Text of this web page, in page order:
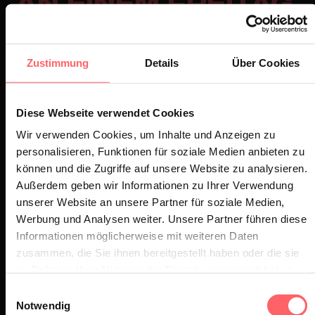
Zustimmung Details Über Cookies
Diese Webseite verwendet Cookies
Wir verwenden Cookies, um Inhalte und Anzeigen zu
personalisieren, Funktionen für soziale Medien anbieten zu
können und die Zugriffe auf unsere Website zu analysieren.
Außerdem geben wir Informationen zu Ihrer Verwendung
unserer Website an unsere Partner für soziale Medien,
Werbung und Analysen weiter. Unsere Partner führen diese
Informationen möglicherweise mit weiteren Daten
zusammen, die Sie ihnen bereitgestellt haben oder die sie
Notwendig
AN EINEM FREITAG
Mit meiner besten Freundin Film
WELCHES LIED
WÜRDE DICH
BESCHREIBEN UND
WARUM?
Louki - rise up, weil ich durch the
Durchbruch hatte.